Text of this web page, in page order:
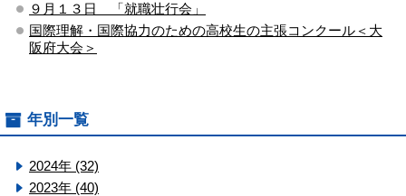
９月１３日 「就職壮行会」
国際理解・国際協力のための高校生の主張コンクール＜大
阪府大会＞
年別一覧
2024年 (32)
2023年 (40)